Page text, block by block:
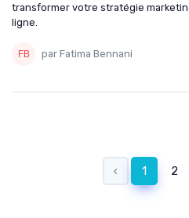
transformer votre stratégie
ligne.
par Fatima Bennani
‹ 1 2